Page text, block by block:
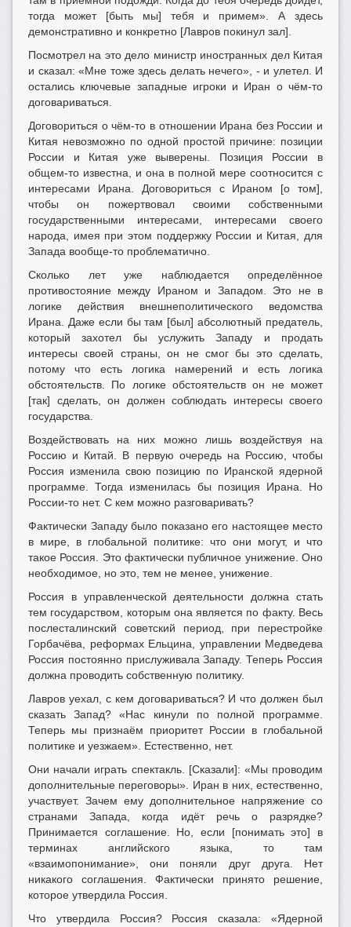
тогда может [быть мы] тебя и примем». А здесь
демонстративно и конкретно [Лавров покинул зал].
Посмотрел на это дело министр иностранных дел Китая
и сказал: «Мне тоже здесь делать нечего», - и улетел. И
остались ключевые западные игроки и Иран о чём-то
договариваться.
Договориться о чём-то в отношении Ирана без России и
Китая невозможно по одной простой причине: позиции
России и Китая уже выверены. Позиция России в
общем-то известна, и она в полной мере соотносится с
интересами Ирана. Договориться с Ираном [о том],
чтобы он пожертвовал своими собственными
государственными интересами, интересами своего
народа, имея при этом поддержку России и Китая, для
Запада вообще-то проблематично.
Сколько лет уже наблюдается определённое
противостояние между Ираном и Западом. Это не в
логике действия внешнеполитического ведомства
Ирана. Даже если бы там [был] абсолютный предатель,
который захотел бы услужить Западу и продать
интересы своей страны, он не смог бы это сделать,
потому что есть логика намерений и есть логика
обстоятельств. По логике обстоятельств он не может
[так] сделать, он должен соблюдать интересы своего
государства.
Воздействовать на них можно лишь воздействуя на
Россию и Китай. В первую очередь на Россию, чтобы
Россия изменила свою позицию по Иранской ядерной
программе. Тогда изменилась бы позиция Ирана. Но
России-то нет. С кем можно разговаривать?
Фактически Западу было показано его настоящее место
в мире, в глобальной политике: что они могут, и что
такое Россия. Это фактически публичное унижение. Оно
необходимое, но это, тем не менее, унижение.
Россия в управленческой деятельности должна стать
тем государством, которым она является по факту. Весь
послесталинский советский период, при перестройке
Горбачёва, реформах Ельцина, управлении Медведева
Россия постоянно прислуживала Западу. Теперь Россия
должна проводить собственную политику.
Лавров уехал, с кем договариваться? И что должен был
сказать Запад? «Нас кинули по полной программе.
Теперь мы признаём приоритет России в глобальной
политике и уезжаем». Естественно, нет.
Они начали играть спектакль. [Сказали]: «Мы проводим
дополнительные переговоры». Иран в них, естественно,
участвует. Зачем ему дополнительное напряжение со
странами Запада, когда идёт речь о разрядке?
Принимается соглашение. Но, если [понимать это] в
терминах английского языка, то там
«взаимопонимание», они поняли друг друга. Нет
никакого соглашения. Фактически принято решение,
которое утвердила Россия.
Что утвердила Россия? Россия сказала: «Ядерной